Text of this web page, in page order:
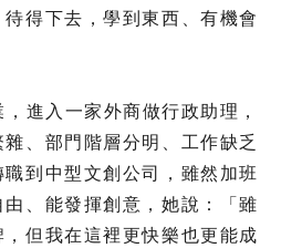
得下去，學到東西、有機會
進入一家外商做行政助理，
、部門階層分明、工作缺乏
到中型文創公司，雖然加班
、能發揮創意，她說：「雖
但我在這裡更快樂也更能成